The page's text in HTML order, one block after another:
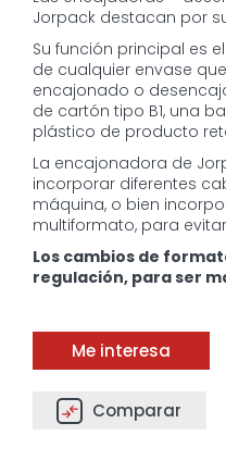
Jorpack destacan por
Su función principal es
de cualquier envase
encajonado o
de cartón tipo B1, una
plástico de producto
La encajonadora de
incorporar diferentes
máquina, o bien
multiformato, para
Los cambios de
regulación, para ser
Me interesa
Comparar